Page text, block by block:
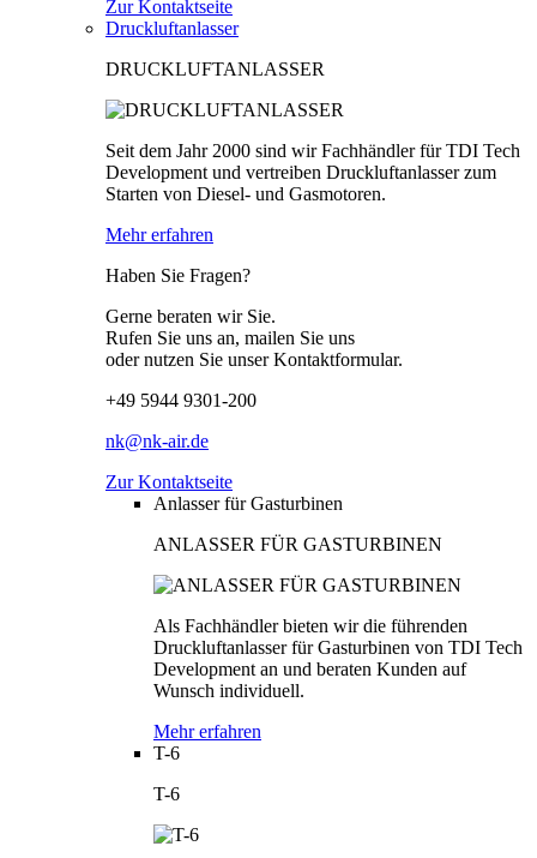
Zur Kontaktseite
Druckluftanlasser
DRUCKLUFTANLASSER
Seit dem Jahr 2000 sind wir Fachhändler für TDI Tech
Development und vertreiben Druckluftanlasser zum
Starten von Diesel- und Gasmotoren.
Mehr erfahren
Haben Sie Fragen?
Gerne beraten wir Sie.
Rufen Sie uns an, mailen Sie uns
oder nutzen Sie unser Kontaktformular.
+49 5944 9301-200
nk@nk-air.de
Zur Kontaktseite
Anlasser für Gasturbinen
ANLASSER FÜR GASTURBINEN
Als Fachhändler bieten wir die führenden
Druckluftanlasser für Gasturbinen von TDI Tech
Development an und beraten Kunden auf
Wunsch individuell.
Mehr erfahren
T-6
T-6